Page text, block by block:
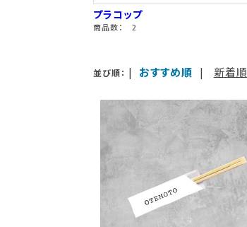
プラコップ
商品数： 2
並び順： | おすすめ順 | 新着順